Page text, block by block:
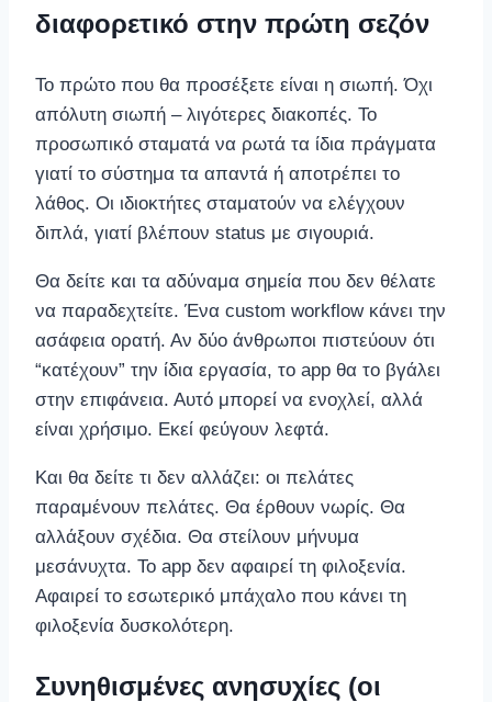
διαφορετικό στην πρώτη σεζόν
Το πρώτο που θα προσέξετε είναι η σιωπή. Όχι
απόλυτη σιωπή – λιγότερες διακοπές. Το
προσωπικό σταματά να ρωτά τα ίδια πράγματα
γιατί το σύστημα τα απαντά ή αποτρέπει το
λάθος. Οι ιδιοκτήτες σταματούν να ελέγχουν
διπλά, γιατί βλέπουν status με σιγουριά.
Θα δείτε και τα αδύναμα σημεία που δεν θέλατε
να παραδεχτείτε. Ένα custom workflow κάνει την
ασάφεια ορατή. Αν δύο άνθρωποι πιστεύουν ότι
“κατέχουν” την ίδια εργασία, το app θα το βγάλει
στην επιφάνεια. Αυτό μπορεί να ενοχλεί, αλλά
είναι χρήσιμο. Εκεί φεύγουν λεφτά.
Και θα δείτε τι δεν αλλάζει: οι πελάτες
παραμένουν πελάτες. Θα έρθουν νωρίς. Θα
αλλάξουν σχέδια. Θα στείλουν μήνυμα
μεσάνυχτα. Το app δεν αφαιρεί τη φιλοξενία.
Αφαιρεί το εσωτερικό μπάχαλο που κάνει τη
φιλοξενία δυσκολότερη.
Συνηθισμένες ανησυχίες (οι